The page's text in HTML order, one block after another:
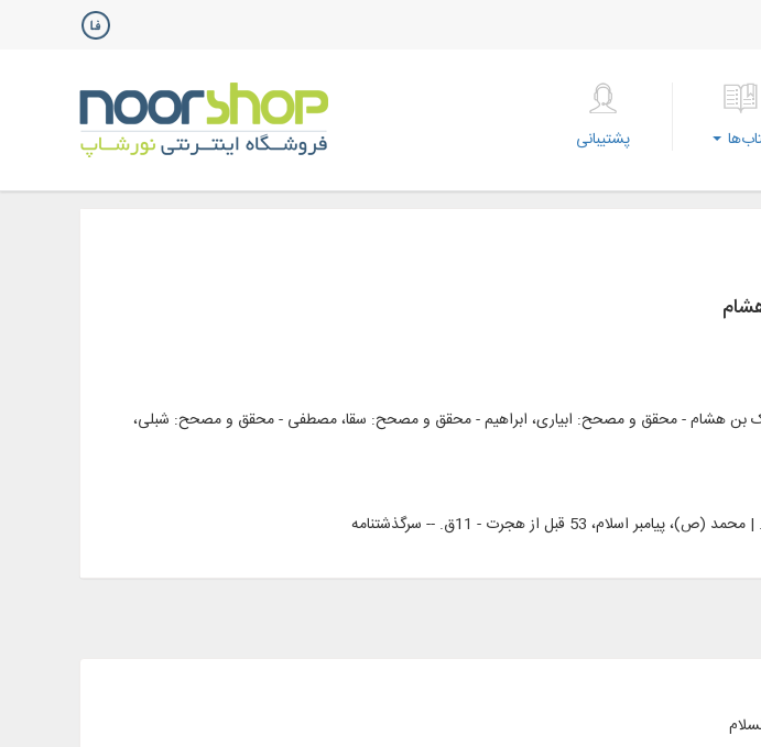
پشتیبانی
بن هشام - محقق و مصحح: ابیاری، ابراهیم - محقق و مصحح: سقا، مصطفی - محقق و مصحح: شبلی،